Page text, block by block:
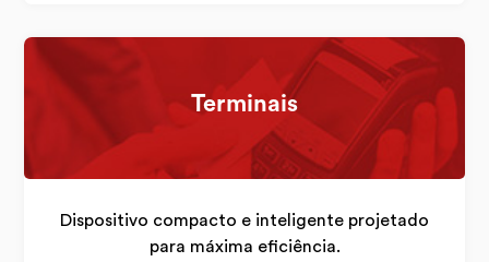
Terminais
Dispositivo compacto e inteligente projetado
para máxima eficiência.